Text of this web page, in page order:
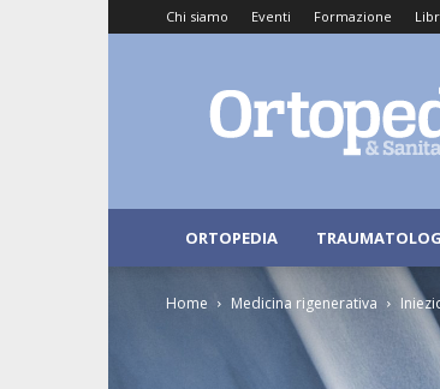
Chi siamo Eventi Formazione
e
Sanitari
ORTOPEDIA
Home Medicina rigenerativa